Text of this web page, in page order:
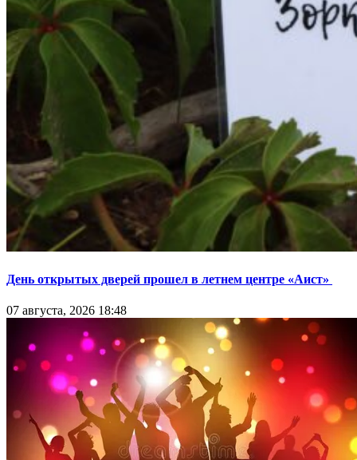
День открытых дверей прошел в летнем центре «Аист»
07 августа, 2026 18:48